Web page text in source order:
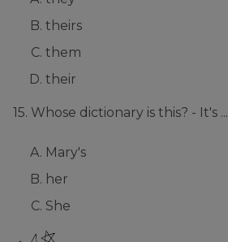
theirs
them
their
15. Whose dictionary is this? - It's ...
Mary's
her
She